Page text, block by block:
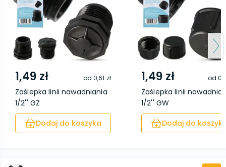
1,49 zł od0,61 zł
Zaślepka linii nawadniania
1/2'' GZ
Dodaj do koszyka
1,49 zł od
Zaślepka linii
1/2'' GW
Dodaj do